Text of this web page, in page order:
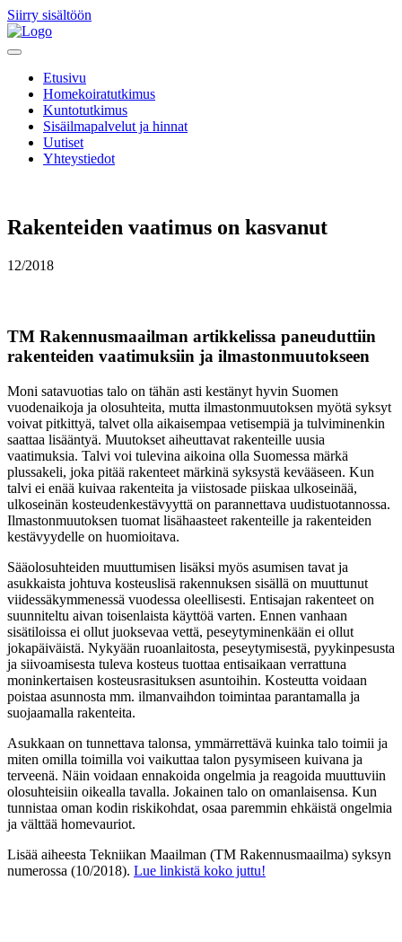
Siirry sisältöön
Etusivu
Homekoiratutkimus
Kuntotutkimus
Sisäilmapalvelut ja hinnat
Uutiset
Yhteystiedot
Rakenteiden vaatimus on kasvanut
12/2018
TM Rakennusmaailman artikkelissa paneuduttiin
rakenteiden vaatimuksiin ja ilmastonmuutokseen
Moni satavuotias talo on tähän asti kestänyt hyvin Suomen
vuodenaikoja ja olosuhteita, mutta ilmastonmuutoksen myötä syksyt
voivat pitkittyä, talvet olla aikaisempaa vetisempiä ja tulviminenkin
saattaa lisääntyä. Muutokset aiheuttavat rakenteille uusia
vaatimuksia. Talvi voi tulevina aikoina olla Suomessa märkä
plussakeli, joka pitää rakenteet märkinä syksystä kevääseen. Kun
talvi ei enää kuivaa rakenteita ja viistosade piiskaa ulkoseinää,
ulkoseinän kosteudenkestävyyttä on parannettava uudistuotannossa.
Ilmastonmuutoksen tuomat lisähaasteet rakenteille ja rakenteiden
kestävyydelle on huomioitava.
Sääolosuhteiden muuttumisen lisäksi myös asumisen tavat ja
asukkaista johtuva kosteuslisä rakennuksen sisällä on muuttunut
viidessäkymmenessä vuodessa oleellisesti. Entisajan rakenteet on
suunniteltu aivan toisenlaista käyttöä varten. Ennen vanhaan
sisätiloissa ei ollut juoksevaa vettä, peseytyminenkään ei ollut
jokapäiväistä. Nykyään ruoanlaitosta, peseytymisestä, pyykinpesusta
ja siivoamisesta tuleva kosteus tuottaa entisaikaan verrattuna
moninkertaisen kosteusrasituksen asuntoihin. Kosteutta voidaan
poistaa asunnosta mm. ilmanvaihdon toimintaa parantamalla ja
suojaamalla rakenteita.
Asukkaan on tunnettava talonsa, ymmärrettävä kuinka talo toimii ja
miten omilla toimilla voi vaikuttaa talon pysymiseen kuivana ja
terveenä. Näin voidaan ennakoida ongelmia ja reagoida muuttuviin
olosuhteisiin oikealla tavalla. Jokainen talo on omanlaisensa. Kun
tunnistaa oman kodin riskikohdat, osaa paremmin ehkäistä ongelmia
ja välttää homevauriot.
Lisää aiheesta Tekniikan Maailman (TM Rakennusmaailma) syksyn
numerossa (10/2018). Lue linkistä koko juttu!